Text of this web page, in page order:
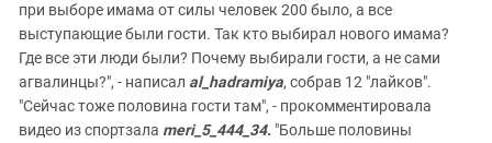
при выборе имама от силы человек 200 было, а все
выступающие были гости. Так кто выбирал нового имама?
Где все эти люди были? Почему выбирали гости, а не сами
агвалинцы?", - написал al_hadramiya, собрав 12 "лайков".
"Сейчас тоже половина гости там", - прокомментировала
видео из спортзала meri_5_444_34. "Больше половины